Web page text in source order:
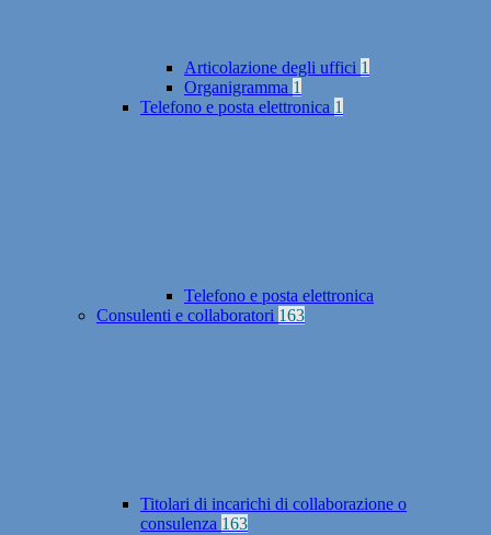
Articolazione degli uffici 1
Organigramma 1
Telefono e posta elettronica 1
Telefono e posta elettronica
Consulenti e collaboratori 163
Titolari di incarichi di collaborazione o
consulenza 163